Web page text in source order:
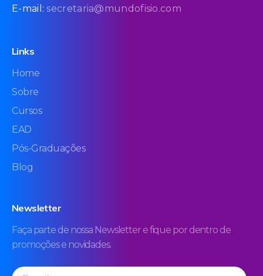
E-mail: secretaria@mundofisio.com
Links
Home
Sobre
Cursos
EAD
Pós-Graduações
Blog
Newsletter
Faça parte de nossa Newsletter e fique por dentro de
promoções e novidades.